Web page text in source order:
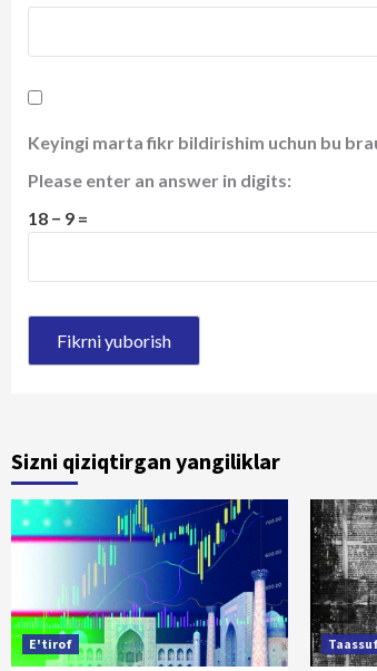
Keyingi marta fikr bildirishim uchun bu
Please enter an answer in digits:
18 − 9 =
Sizni qiziqtirgan yangiliklar
E'tirof